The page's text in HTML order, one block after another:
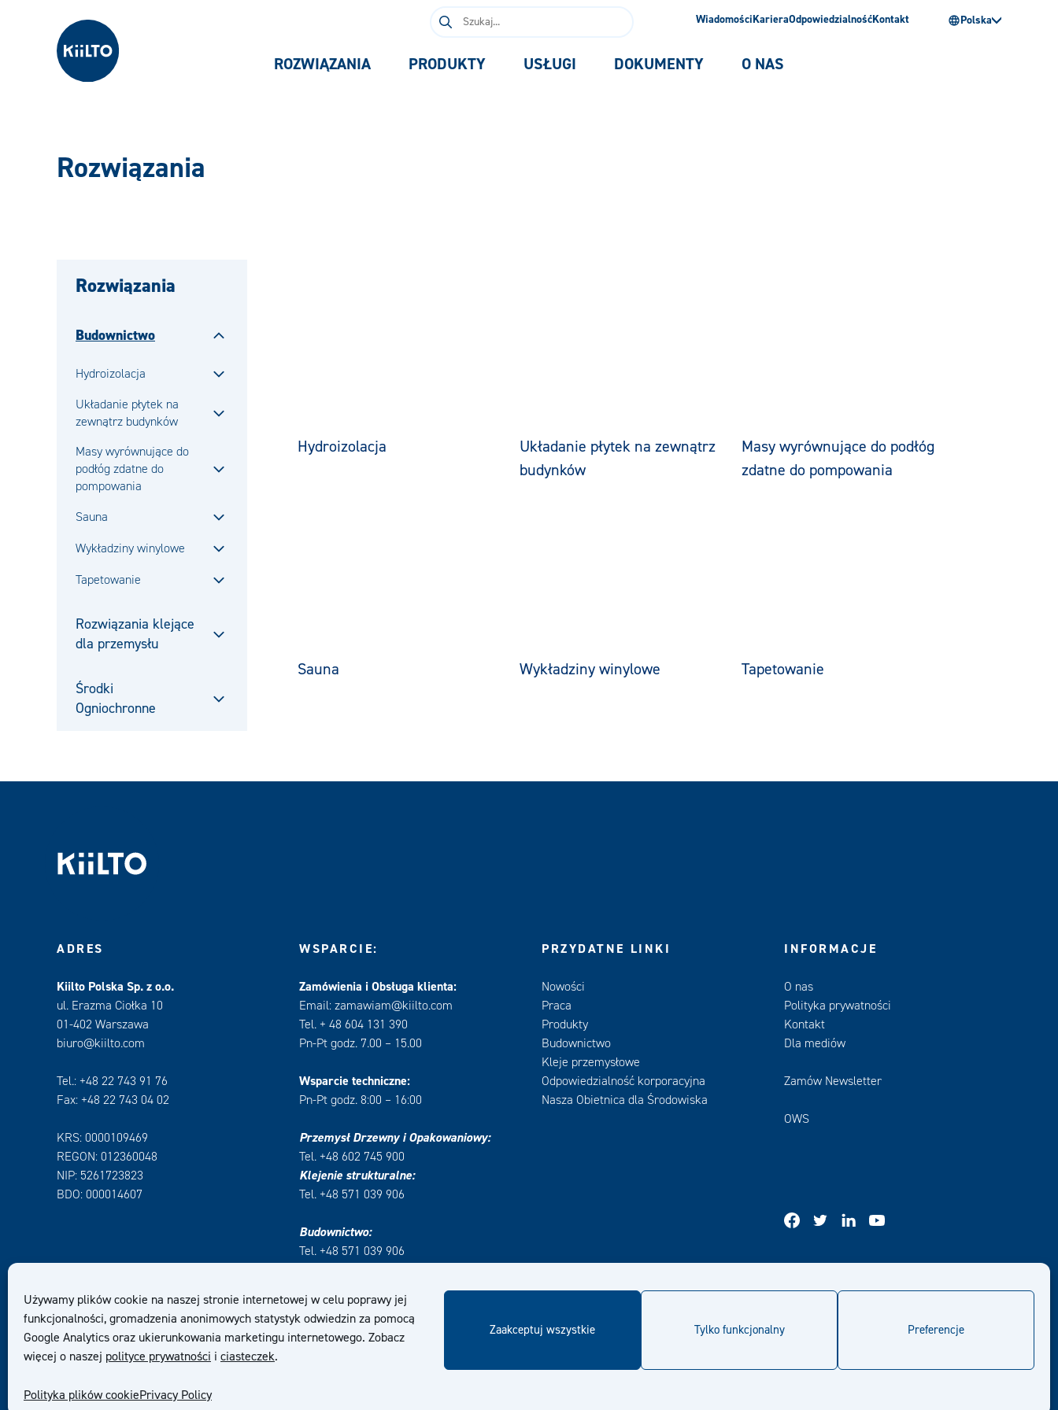
Używamy plików cookie na naszej stronie internetowej w celu poprawy jej
funkcjonalności, gromadzenia anonimowych statystyk odwiedzin za pomocą
Google Analytics oraz ukierunkowania marketingu internetowego. Zobacz
więcej o naszej polityce prywatności i ciasteczek.
Zaakceptuj wszystkie Tylko funkcjonalny Preferencje
Polityka plików cookiePrivacy Policy
Kiilto Poland Szukaj: WiadomościKarieraOdpowiedzialnośćKontakt Polska
ROZWIĄZANIA PRODUKTY USŁUGI DOKUMENTY O NAS
Rozwiązania
Rozwiązania
Budownictwo
Hydroizolacja
Układanie płytek na
zewnątrz budynków
Masy wyrównujące do
podłóg zdatne do
pompowania
Sauna
Wykładziny winylowe
Tapetowanie
Rozwiązania klejące
dla przemysłu
Środki
Ogniochronne
Hydroizolacja
Układanie płytek na zewnątrz
budynków
Masy wyrównujące do podłóg
zdatne do pompowania
Sauna Wykładziny winylowe Tapetowanie
ADRES
Kiilto Polska Sp. z o.o.
ul. Erazma Ciołka 10
01-402 Warszawa
biuro@kiilto.com
Tel.: +48 22 743 91 76
Fax: +48 22 743 04 02
KRS: 0000109469
REGON: 012360048
NIP: 5261723823
BDO: 000014607
WSPARCIE:
Zamówienia i Obsługa klienta:
Email: zamawiam@kiilto.com
Tel. + 48 604 131 390
Pn-Pt godz. 7.00 – 15.00
Wsparcie techniczne:
Pn-Pt godz. 8:00 – 16:00
Przemysł Drzewny i Opakowaniowy:
Tel. +48 602 745 900
Klejenie strukturalne:
Tel. +48 571 039 906
Budownictwo:
Tel. +48 571 039 906
PRZYDATNE LINKI
Nowości
Praca
Produkty
Budownictwo
Kleje przemysłowe
Odpowiedzialność korporacyjna
Nasza Obietnica dla Środowiska
INFORMACJE
O nas
Polityka prywatności
Kontakt
Dla mediów
Zamów Newsletter
OWS
facebooktwitter linkedinyoutube